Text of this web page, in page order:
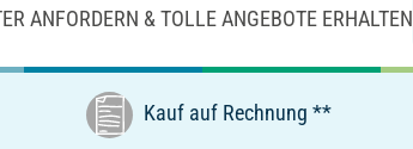
ANFORDERN & TOLLE ANGEBOTE ERHALTEN
Kauf auf Rechnung **